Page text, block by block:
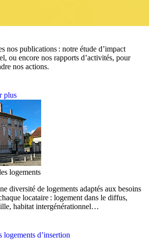
nos publications : notre étude d’impact
ou encore nos rapports d’activités, pour
nos actions.
plus
logements
diversité de logements adaptés aux besoins
locataire : logement dans le diffus,
habitat intergénérationnel…
logements d’insertion